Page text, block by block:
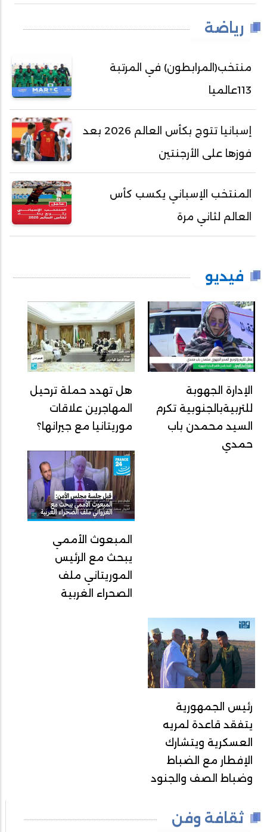
رياضة
منتخب(المرابطون) في المرتبة
113عالميا
إسبانيا تتوج بكأس العالم 2026 بعد
فوزها على الأرجنتين
المنتخب الإسباني يكسب كأس
العالم لثاني مرة
فيديو
الإدارة الجهوبة
للتربيةبالجنوبية تكرم
السيد محمدن باب
حمدي
هل تهدد حملة ترحيل
المهاجرين علاقات
موريتانيا مع جيرانها؟
المبعوث الأممي
يبحث مع الرئيس
الموريتاني ملف
الصحراء الغربية
رئيس الجمهورية
يتفقد قاعدة لمريه
العسكرية ويتشارك
الإفطار مع الضباط
وضباط الصف والجنود
ثقافة وفن